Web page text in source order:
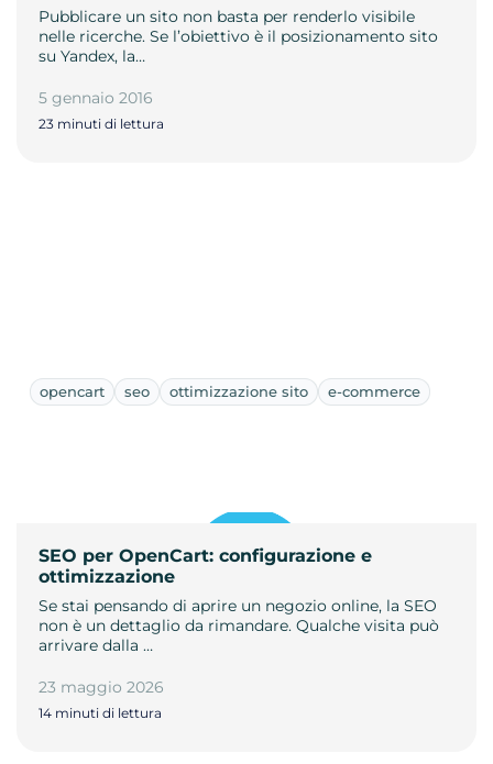
Pubblicare un sito non basta per renderlo visibile
nelle ricerche. Se l’obiettivo è il posizionamento sito
su Yandex, la…
5 gennaio 2016
23 minuti di lettura
opencart seo ottimizzazione sito e-commerce
SEO per OpenCart: configurazione e
ottimizzazione
Se stai pensando di aprire un negozio online, la SEO
non è un dettaglio da rimandare. Qualche visita può
arrivare dalla …
23 maggio 2026
14 minuti di lettura